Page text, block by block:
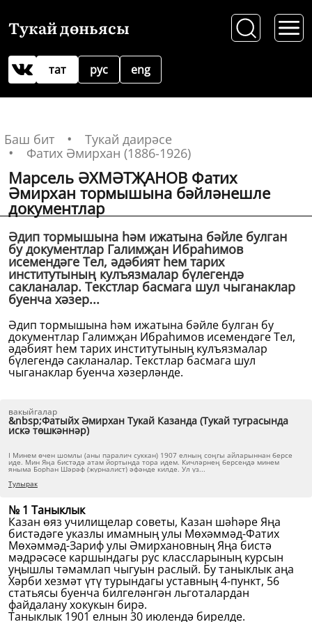
Тукай дөньясы
рус
тат eng
Баш бит
Тукай даирәсе
Фатих Әмирхан (1886-1926)
Марсель ӘХМӘТҖАНОВ Фатих
Әмирхан тормышына бәйләнешле
документлар
Әдип тормышына һәм ижатына бәйле булган
бу документлар Галимҗан Ибраһимов
исемендәге Тел, әдәбият һем тарих
институтының кулъязмалар бүлегендә
сакланалар. Текстлар басмага шул чыганаклар
буенча хәзер...
Әдип тормышына һәм ижатына бәйле булган бу
документлар Галимҗан Ибраһимов исемендәге Тел,
әдәбият һем тарих институтының кулъязмалар
бүлегендә сакланалар. Текстлар басмага шул
чыганаклар буенча хәзерләнде.
вакыйгалар
&nbsp;Фатыйх Әмирхан Тукай Казанда (Тукай туграсында
искә төшкәннәр)
I Минем өчен шомлы (аны паралич суккан) 1907 елның соңгы айларыннан берсе
иде. Мин Яңа бистәдә атам йортында тора идем. Кичләрнең берсендә минем
яныма Борһан Шәрәф (журналист) әфәнде килде. Ул үз...
Тулырак
№ 1 Таныклык
Казан өяз училищелар советы, Казан шәһәре Яңа
бистәдәге указлы имамның улы Мөхәммәд-Фатих
Мөхәммәд-Зариф улы Әмирхановның Яңа бистә
мәдрәсәсе каршындагы рус классларының курсын
уңышлы тәмамлап чыгуын раслый. Бу таныклык аңа
Хәрби хезмәт үтү турындагы уставның 4-пункт, 56
статьясы буенча билгеләнгән льготалардан
файдалану хокукын бирә.
Таныклык 1901 елнын 30 июлендә бирелде.